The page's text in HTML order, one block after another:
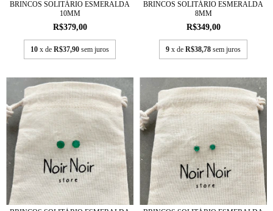
BRINCOS SOLITÁRIO ESMERALDA
10MM
R$379,00
10 x de R$37,90 sem juros
BRINCOS SOLITÁRIO ESMERALDA
8MM
R$349,00
9 x de R$38,78 sem juros